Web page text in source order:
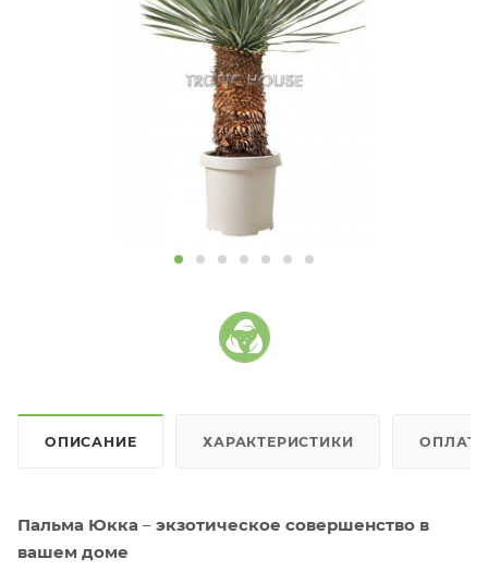
ОПИСАНИЕ ХАРАКТЕРИСТИКИ
Пальма Юкка – экзотическое совершенство в
вашем доме